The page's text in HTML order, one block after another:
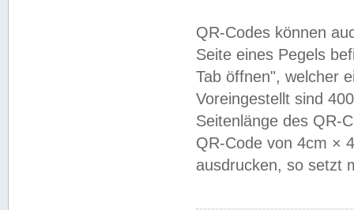
QR-Codes können
Seite eines Pegels
Tab öffnen", welcher
Voreingestellt sind
Seitenlänge des QR-
QR-Code von 4cm ×
ausdrucken, so setzt